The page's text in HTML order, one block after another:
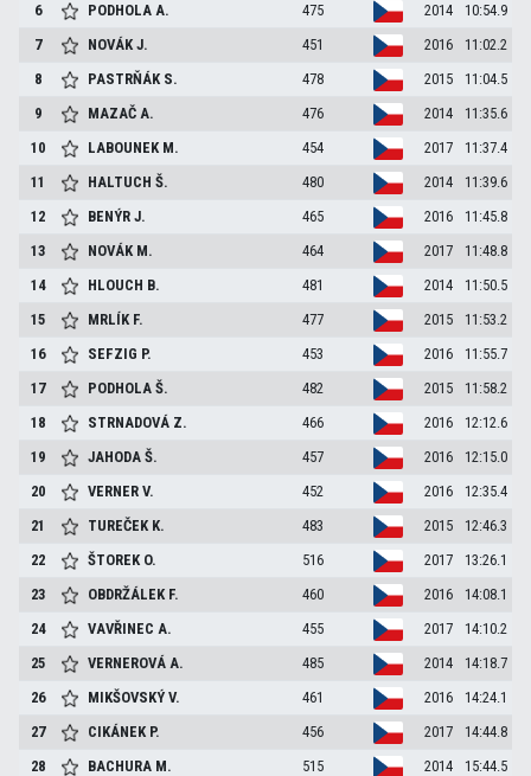
6
PODHOLAA. 475 2014
10:54.9
7
NOVÁKJ. 451 2016
11:02.2
8
PASTRŇÁK S. 478 2015
11:04.5
9
MAZAČA. 476 2014
11:35.6
10
LABOUNEK M. 454 2017
11:37.4
11
HALTUCHŠ. 480 2014
11:39.6
12
BENÝRJ. 465 2016
11:45.8
13
NOVÁK M. 464 2017
11:48.8
14
HLOUCH B. 481 2014
11:50.5
15
MRLÍK F. 477 2015
11:53.2
16
SEFZIG P. 453 2016
11:55.7
17
PODHOLAŠ. 482 2015
11:58.2
18
STRNADOVÁ Z. 466 2016
12:12.6
19
JAHODAŠ. 457 2016
12:15.0
20
VERNERV. 452 2016
12:35.4
21
TUREČEK K. 483 2015
12:46.3
22
ŠTOREK O. 516 2017
13:26.1
23
OBDRŽÁLEK F. 460 2016
14:08.1
24
VAVŘINECA. 455 2017
14:10.2
25
VERNEROVÁA. 485 2014
14:18.7
26
MIKŠOVSKÝV. 461 2016
14:24.1
27
CIKÁNEK P. 456 2017
14:44.8
28
BACHURA M. 515 2014
15:44.5